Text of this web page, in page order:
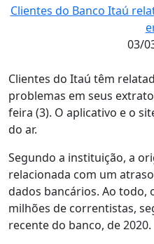
Clientes do Banco Itaú
03/
Clientes do Itaú têm
problemas em seus
feira (3). O aplicativo e o
do ar.
Segundo a instituição, a
relacionada com um
dados bancários. Ao todo,
milhões de correntistas,
recente do banco, de 2020.